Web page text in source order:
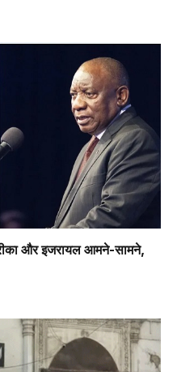
और इजरायल आमने-सामने,